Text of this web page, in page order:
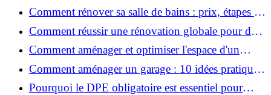
votre espace de vie ?
Comment rénover sa salle de bains : prix, étapes et
astuces ?
Comment réussir une rénovation globale pour des
économies et un confort durables?
Comment aménager et optimiser l'espace d'un
studio : 10 astuces pratiques ?
Comment aménager un garage : 10 idées pratiques
et efficaces ?
Pourquoi le DPE obligatoire est essentiel pour